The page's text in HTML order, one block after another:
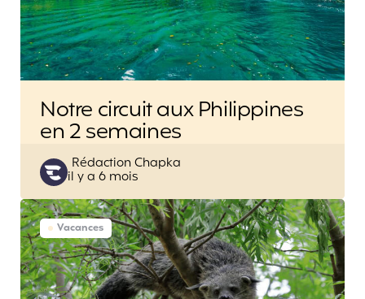
Notre circuit aux Philippines
en 2 semaines
Posted
by
Rédaction Chapka
il y a 6 mois
Vacances